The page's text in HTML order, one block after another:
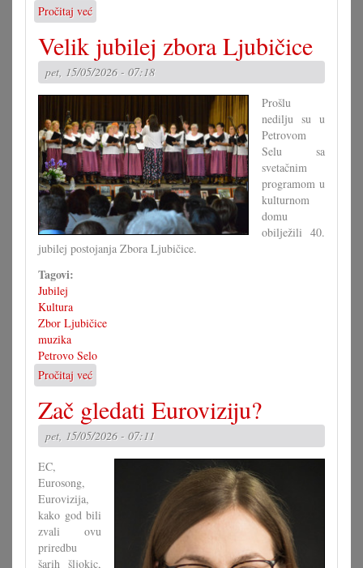
Pročitaj već
Sa
Stinjaki
u
svit
Velik jubilej zbora Ljubičice
pet, 15/05/2026 - 07:18
Prošlu
nedilju su u
Petrovom
Selu sa
svetačnim
programom u
kulturnom
domu
obilježili 40.
jubilej postojanja Zbora Ljubičice.
Tagovi:
Jubilej
Kultura
Zbor Ljubičice
muzika
Petrovo Selo
Pročitaj već
Velik
jubilej
zbora
Ljubičice
Zač gledati Euroviziju?
pet, 15/05/2026 - 07:11
EC,
Eurosong,
Eurovizija,
kako god bili
zvali ovu
priredbu
šarih šljokic,